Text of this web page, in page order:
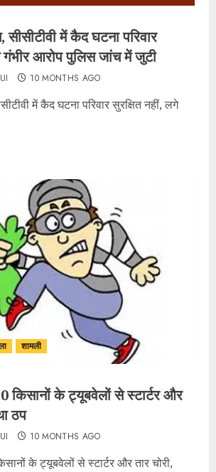
में कैद घटना परिवार
गंभीर आरोप पुलिस जांच में जुटी
10 MONTHS AGO
में कैद घटना परिवार सुरक्षित नहीं, लगे
शामली
किसानों के ट्यूबवेलों से स्टार्टर और
ठप
10 MONTHS AGO
के ट्यूबवेलों से स्टार्टर और तार चोरी,